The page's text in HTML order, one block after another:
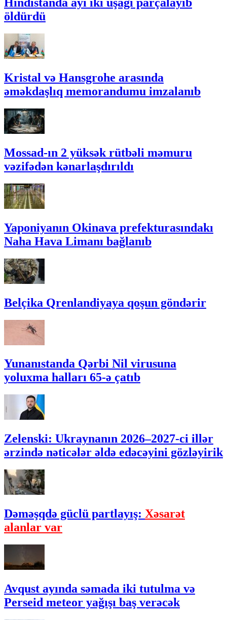
Hindistanda ayı iki uşağı parçalayıb
öldürdü
Kristal və Hansgrohe arasında
əməkdaşlıq memorandumu imzalanıb
Mossad-ın 2 yüksək rütbəli məmuru
vəzifədən kənarlaşdırıldı
Yaponiyanın Okinava prefekturasındakı
Naha Hava Limanı bağlanıb
Belçika Qrenlandiyaya qoşun göndərir
Yunanıstanda Qərbi Nil virusuna
yoluxma halları 65-ə çatıb
Zelenski: Ukraynanın 2026–2027-ci illər
ərzində nəticələr əldə edəcəyini gözləyirik
Dəməşqdə güclü partlayış: Xəsarət
alanlar var
Avqust ayında səmada iki tutulma və
Perseid meteor yağışı baş verəcək